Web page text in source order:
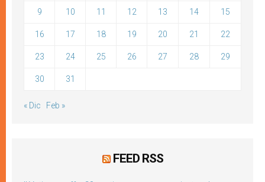
9 10 11 12 13 14 15
16 17 18 19 20 21 22
23 24 25 26 27 28 29
30 31
« Dic Feb »
FEED RSS